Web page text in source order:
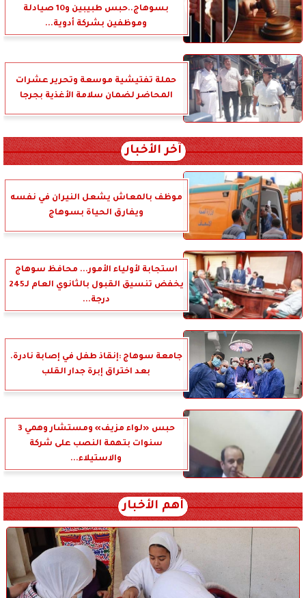
بسوهاج..حبس طبيبين و10 صيادلة
وموظفين بشركة أدوية...
حملة تفتيشية موسعة وتحرير عشرات
المحاضر لضمان سلامة الأغذية بجرجا
آخر الأخبار
موظف بالمعاش يشعل النيران في نفسه
ويفارق الحياة بسوهاج
استجابة لأولياء الأمور... محافظ سوهاج
يخفض تنسيق القبول بالثانوي العام لـ245
درجة...
جامعة سوهاج :إنقاذ طفل في إصابة نادرة.
بعد اختراق إبرة جدار القلب
حبس «لواء مزيف» ومستشار وهمي 3
سنوات بتهمة النصب على شركة
والاستيلاء...
أهم الأخبار